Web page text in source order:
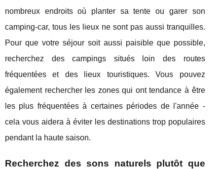
nombreux endroits où planter sa tente ou garer son
camping-car, tous les lieux ne sont pas aussi tranquilles.
Pour que votre séjour soit aussi paisible que possible,
recherchez des campings situés loin des routes
fréquentées et des lieux touristiques. Vous pouvez
également rechercher les zones qui ont tendance à être
les plus fréquentées à certaines périodes de l'année -
cela vous aidera à éviter les destinations trop populaires
pendant la haute saison.
Recherchez des sons naturels plutôt que